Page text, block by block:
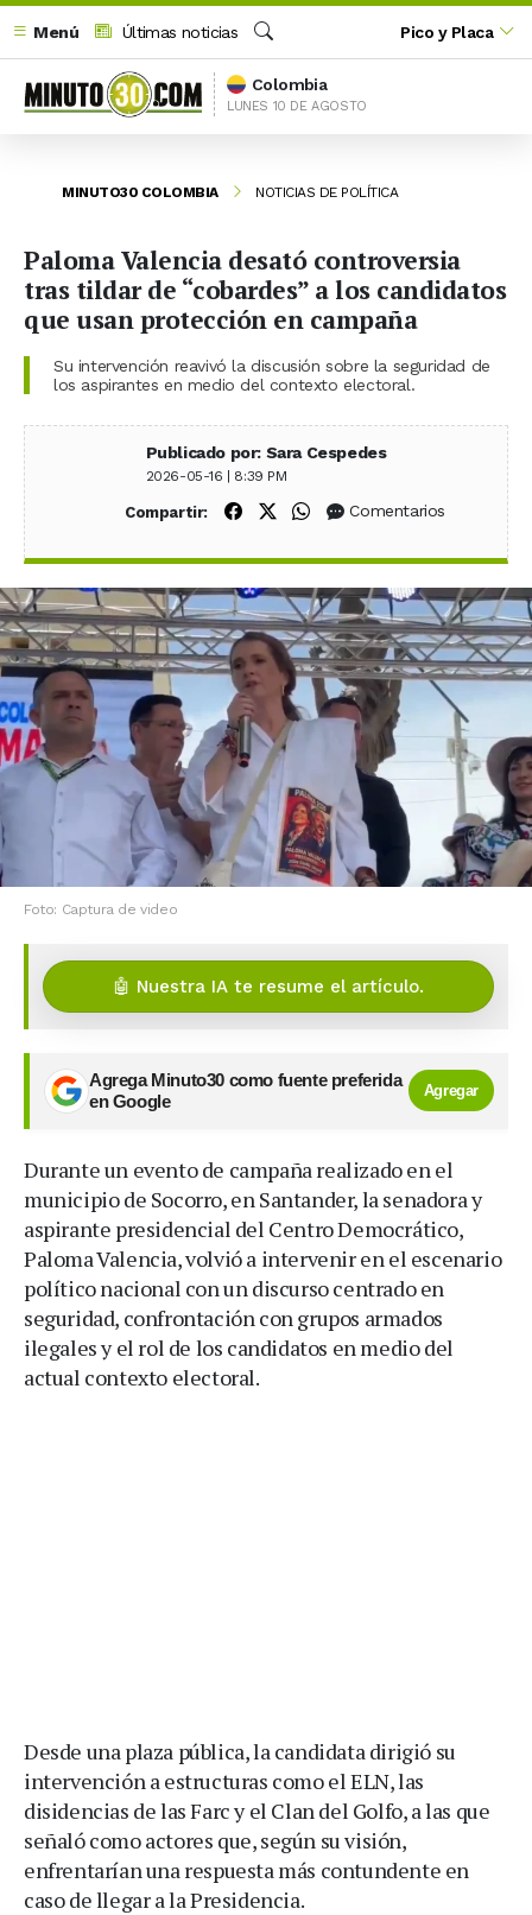
Menú
Últimas noticias
Buscar
Pico y Placa
Colombia
LUNES 10 DE AGOSTO
MINUTO30 COLOMBIA NOTICIAS DE POLÍTICA
Paloma Valencia desató controversia
tras tildar de “cobardes” a los candidatos
que usan protección en campaña
Su intervención reavivó la discusión sobre la seguridad de
los aspirantes en medio del contexto electoral.
Publicado por: Sara Cespedes
2026-05-16 | 8:39 PM
Compartir: Compartir en Facebook
Compartir en X (Twitter)
Compartir en WhatsApp
Comentarios
Foto: Captura de video
🤖 Nuestra IA te resume el artículo.
Agrega Minuto30 como fuente preferida
en Google
Agregar
Durante un evento de campaña realizado en el
municipio de Socorro, en Santander, la senadora y
aspirante presidencial del Centro Democrático,
Paloma Valencia, volvió a intervenir en el escenario
político nacional con un discurso centrado en
seguridad, confrontación con grupos armados
ilegales y el rol de los candidatos en medio del
actual contexto electoral.
Desde una plaza pública, la candidata dirigió su
intervención a estructuras como el ELN, las
disidencias de las Farc y el Clan del Golfo, a las que
señaló como actores que, según su visión,
enfrentarían una respuesta más contundente en
caso de llegar a la Presidencia.